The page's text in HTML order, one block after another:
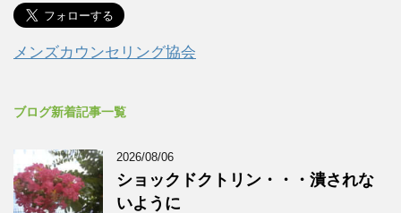
メンズカウンセリング協会
ブログ新着記事一覧
2026/08/06
ショックドクトリン・・・潰されな
いように